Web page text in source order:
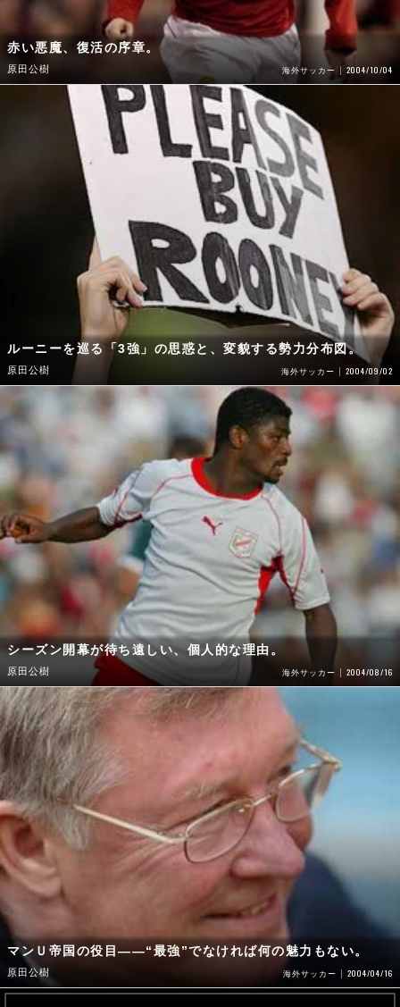
赤い悪魔、復活の序章。
原田公樹 海外サッカー 2004/10/04
ルーニーを巡る「3強」の思惑と、変貌する勢力分布図。
原田公樹 海外サッカー 2004/09/02
シーズン開幕が待ち遠しい、個人的な理由。
原田公樹 海外サッカー 2004/08/16
マンＵ帝国の役目――“最強”でなければ何の魅力もない。
原田公樹 海外サッカー 2004/04/16